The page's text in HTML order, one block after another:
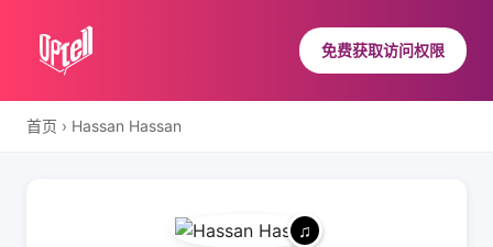
免费获取访问权限
首页 › Hassan Hassan